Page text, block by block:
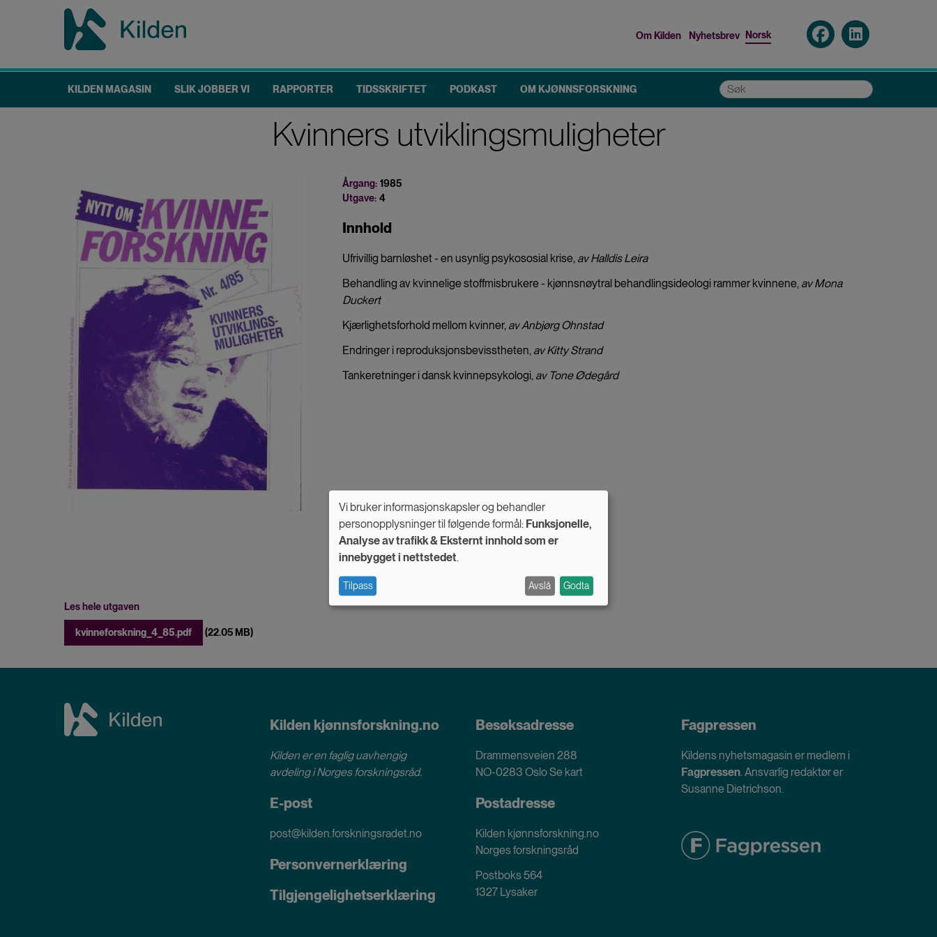
menu
Om Kilden Nyhetsbrev Norsk
Main
KILDEN MAGASIN SLIK JOBBER VI RAPPORTER TIDSSKRIFTET PODKAST OM KJØNNSFORSKNING Søk
Kvinners utviklingsmuligheter
Årgang: 1985
Utgave: 4
Innhold
Ufrivillig barnløshet - en usynlig psykososial krise, av Halldis Leira
Behandling av kvinnelige stoffmisbrukere - kjønnsnøytral behandlingsideologi rammer kvinnene, av Mona
Duckert
Kjærlighetsforhold mellom kvinner, av Anbjørg Ohnstad
Endringer i reproduksjonsbevisstheten, av Kitty Strand
Tankeretninger i dansk kvinnepsykologi, av Tone Ødegård
Les hele utgaven
File
kvinneforskning_4_85.pdf
(22.05 MB)
Kilden kjønnsforskning.no
Kilden er en faglig uavhengig
avdeling iNorges forskningsråd.
E-post
post@kilden.forskningsradet.no
Personvernerklæring
Tilgjengelighetserklæring
Besøksadresse
Drammensveien 288
NO-0283 OsloSe kart
Postadresse
Kilden kjønnsforskning.no
Norges forskningsråd
Postboks 564
1327 Lysaker
Fagpressen
Kildens nyhetsmagasin er medlem i
Fagpressen. Ansvarlig redaktør er
Susanne Dietrichson.
Use
of
personal
data
and
Vi bruker informasjonskapsler og behandler
personopplysninger til følgende formål: Funksjonelle,
Analyse av trafikk & Eksternt innhold som er
innebygget i nettstedet.
Tilpass Avslå Godta